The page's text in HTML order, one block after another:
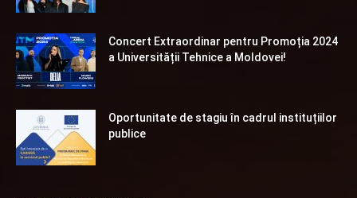
Concert Extraordinar pentru Promoția 2024
a Universității Tehnice a Moldovei!
Oportunitate de stagiu în cadrul instituțiilor
publice